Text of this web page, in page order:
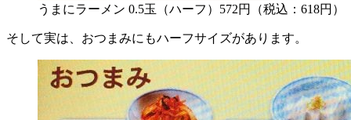
うまにラーメン 0.5玉（ハーフ）572円（税込：618円）
そして実は、おつまみにもハーフサイズがあります。